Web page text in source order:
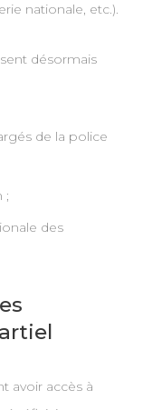
nationale, etc.).
désormais
de la police
;
des
avoir accès à